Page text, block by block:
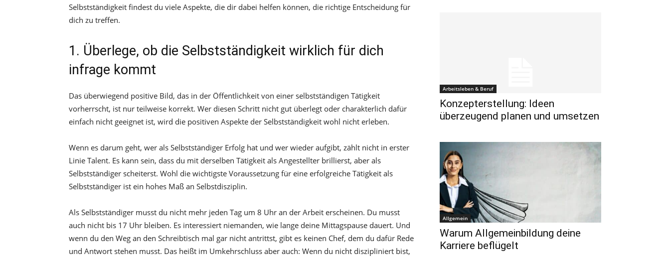
Selbstständigkeit findest du viele Aspekte, die dir dabei helfen können, die richtige Entscheidung für
dich zu treffen.
1. Überlege, ob die Selbstständigkeit wirklich für dich
infrage kommt
Das überwiegend positive Bild, das in der Öffentlichkeit von einer selbstständigen Tätigkeit
vorherrscht, ist nur teilweise korrekt. Wer diesen Schritt nicht gut überlegt oder charakterlich dafür
einfach nicht geeignet ist, wird die positiven Aspekte der Selbstständigkeit wohl nicht erleben.
Wenn es darum geht, wer als Selbstständiger Erfolg hat und wer wieder aufgibt, zählt nicht in erster
Linie Talent. Es kann sein, dass du mit derselben Tätigkeit als Angestellter brillierst, aber als
Selbstständiger scheiterst. Wohl die wichtigste Voraussetzung für eine erfolgreiche Tätigkeit als
Selbstständiger ist ein hohes Maß an Selbstdisziplin.
Als Selbstständiger musst du nicht mehr jeden Tag um 8 Uhr an der Arbeit erscheinen. Du musst
auch nicht bis 17 Uhr bleiben. Es interessiert niemanden, wie lange deine Mittagspause dauert. Und
wenn du den Weg an den Schreibtisch mal gar nicht antrittst, gibt es keinen Chef, dem du dafür Rede
und Antwort stehen musst. Das heißt im Umkehrschluss aber auch: Wenn du nicht diszipliniert bist,
Arbeitsleben & Beruf
Konzepterstellung: Ideen
überzeugend planen und umsetzen
Allgemein
Warum Allgemeinbildung deine
Karriere beflügelt